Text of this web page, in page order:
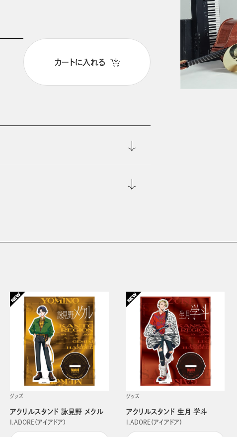
カートに入れる
グッズ
アクリルスタンド 詠見野 メクル
I.ADORE（アイアドア）
グッズ
アクリルスタンド 生月 学斗
I.ADORE（アイアドア）